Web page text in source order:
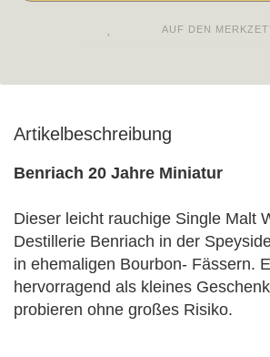
AUF DEN
Artikelbeschreibung
Benriach 20 Jahre Miniatur
Dieser leicht rauchige Single Malt
Destillerie Benriach in der
in ehemaligen Bourbon- Fässern.
hervorragend als kleines
probieren ohne großes Risiko.